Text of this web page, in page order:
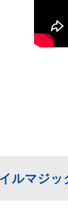
ルマジッ